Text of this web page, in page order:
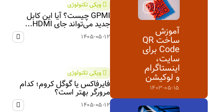
آموزش
ساخت QR
Code برای
سایت،
اینستاگرام
و لوکیشن
۱۴۰۳-۰۵-۱۵
ویکی تکنولوژی
GPMI چیست؟ آیا این کابل
جدید می‌تواند جای HDMI...
۱۴۰۵-۰۵-۱۲
ویکی تکنولوژی
فایرفاکس یا گوگل کروم؛ کدام
مرورگر بهتر است؟
۱۴۰۵-۰۵-۱۲